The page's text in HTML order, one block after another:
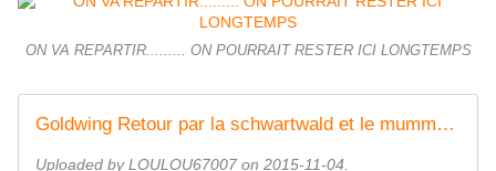
ON VA REPARTIR......... ON POURRAIT RESTER ICI LONGTEMPS
Goldwing Retour par la schwartwald et le mummelsee 3
Uploaded by LOULOU67007 on 2015-11-04.